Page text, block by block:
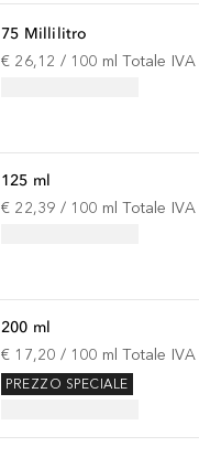
75 Millilitro
€ 26,12 / 100 ml Totale IVA
125 ml
€ 22,39 / 100 ml Totale IVA
200 ml
€ 17,20 / 100 ml Totale IVA
PREZZO SPECIALE